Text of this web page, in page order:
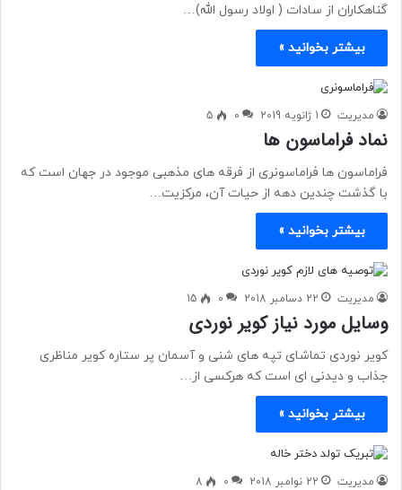
گناهكاران از سادات ( اولاد رسول الله)…
بیشتر بخوانید »
مدیریت 1 ژانویه 2019 0
5
نماد فراماسون ها
فراماسون ها فراماسونری از فرقه های مذهبی موجود در جهان است که
با گذشت چندین دهه از حیات آن، مرکزیت…
بیشتر بخوانید »
مدیریت 22 دسامبر 2018 0
15
وسایل مورد نیاز کویر نوردی
کویر نوردی تماشای تپه های شنی و آسمان پر ستاره کویر مناظری
جذاب و دیدنی ای است که هرکسی از…
بیشتر بخوانید »
مدیریت 22 نوامبر 2018 0
8